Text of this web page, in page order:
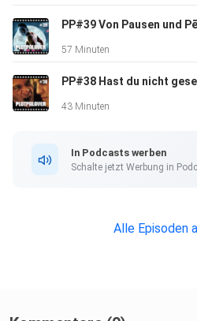
PP#39 Von Pausen und
57 Minuten
PP#38 Hast du nicht
43 Minuten
In Podcasts werben
Schalte jetzt Werbung in
Alle Episoden